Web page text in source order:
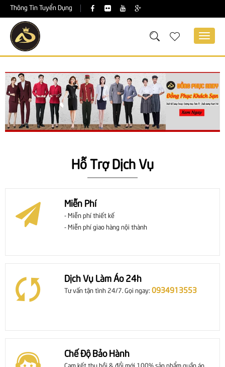
Thông Tin Tuyển Dụng
Hỗ Trợ Dịch Vụ
Miễn Phí
- Miễn phí thiết kế
- Miễn phí giao hàng nội thành
Dịch Vụ Làm Áo 24h
Tư vấn tận tình 24/7. Gọi ngay: 0934913553
Chế Độ Bảo Hành